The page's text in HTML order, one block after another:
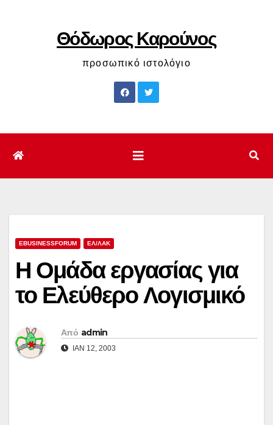
Θόδωρος Καρούνος
προσωπικό ιστολόγιο
EBUSINESSFORUM ΕΛ/ΛΑΚ
Η Ομάδα εργασίας για
το Ελεύθερο Λογισμικό
Από admin
ΙΑΝ 12, 2003